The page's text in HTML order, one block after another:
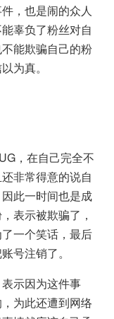
，也是闹的众人
辜负了粉丝对自
能欺骗自己的粉
为真。
，在自己完全不
非常得意的说自
此一时间也是成
表示被欺骗了，
一个笑话，最后
号注销了。
示因为这件事
为此还遭到网络